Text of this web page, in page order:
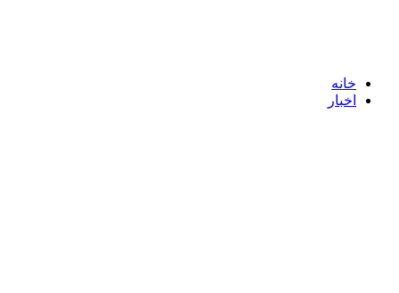
خانه
اخبار